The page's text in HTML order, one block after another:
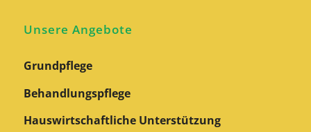
Unsere Angebote
Grundpflege
Behandlungspflege
Hauswirtschaftliche Unterstützung